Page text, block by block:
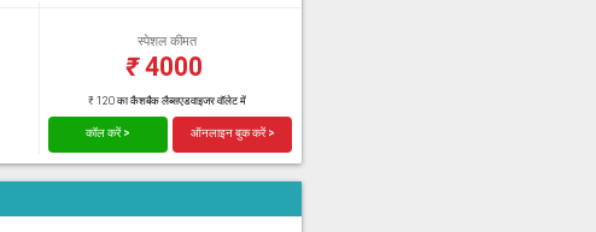
स्पेशल कीमत
₹4000
₹ 120 का कैशबैक लैब्सएडवाइजर वॉलेट में
कॉल करें > ऑनलाइन बुक करें >